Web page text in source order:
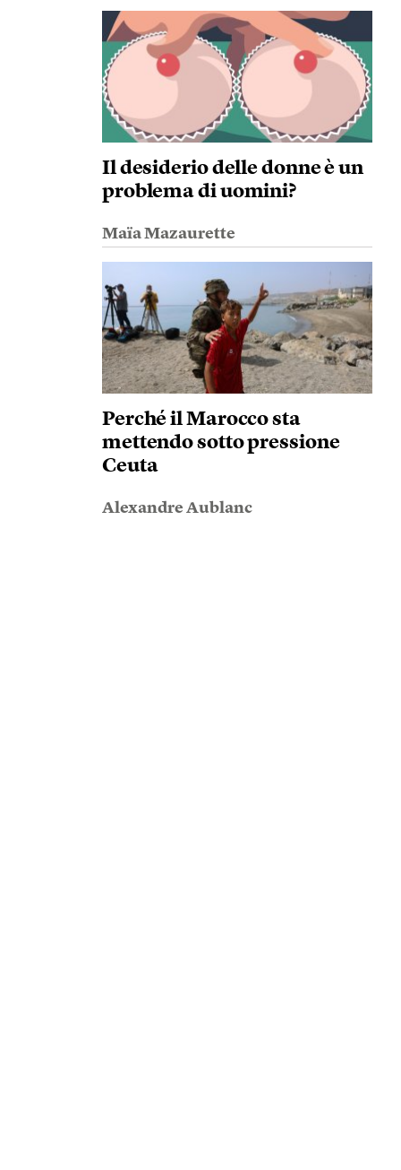
Il desiderio delle donne è un
problema di uomini?
Maïa Mazaurette
Perché il Marocco sta
mettendo sotto pressione
Ceuta
Alexandre Aublanc